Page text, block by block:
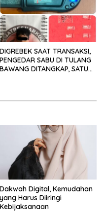
DIGREBEK SAAT TRANSAKSI,
PENGEDAR SABU DI TULANG
BAWANG DITANGKAP, SATU
Dakwah Digital, Kemudahan
yang Harus Diiringi
Kebijaksanaan